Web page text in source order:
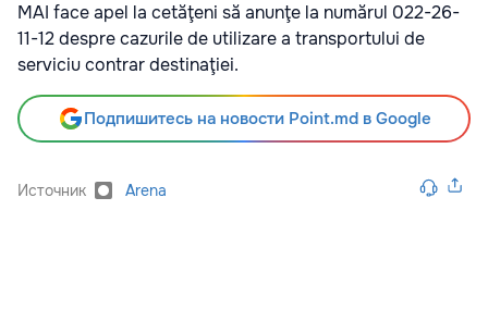
MAI face apel la cetăţeni să anunţe la numărul 022-26-
11-12 despre cazurile de utilizare a transportului de
serviciu contrar destinaţiei.
Подпишитесь на новости Point.md в Google
Источник Arena